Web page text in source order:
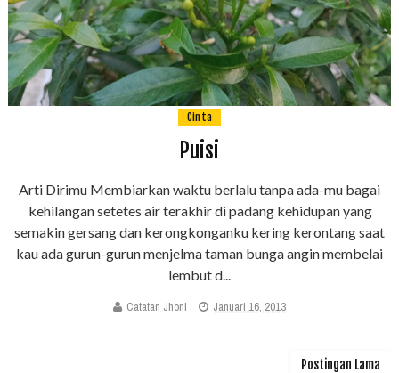
Cinta
Puisi
Arti Dirimu Membiarkan waktu berlalu tanpa ada-mu bagai
kehilangan setetes air terakhir di padang kehidupan yang
semakin gersang dan kerongkonganku kering kerontang saat
kau ada gurun-gurun menjelma taman bunga angin membelai
lembut d...
Catatan Jhoni Januari 16, 2013
Postingan Lama